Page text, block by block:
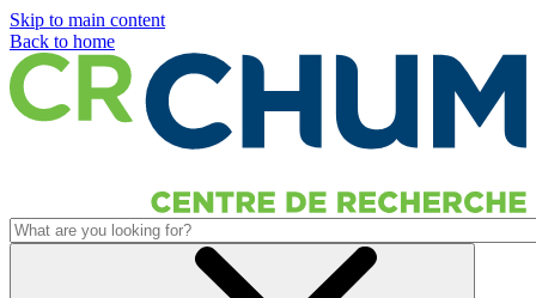
Skip to main content
Back to home